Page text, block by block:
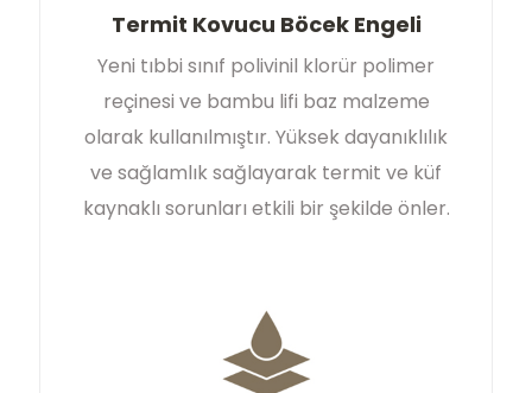
Termit Kovucu Böcek Engeli
Yeni tıbbi sınıf polivinil klorür polimer
reçinesi ve bambu lifi baz malzeme
olarak kullanılmıştır. Yüksek dayanıklılık
ve sağlamlık sağlayarak termit ve küf
kaynaklı sorunları etkili bir şekilde önler.